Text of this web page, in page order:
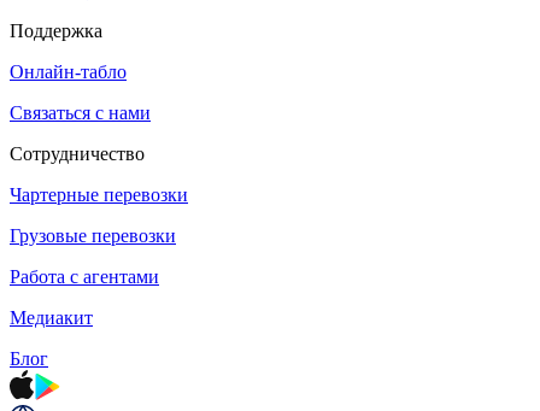
Поддержка
Онлайн-табло
Связаться с нами
Сотрудничество
Чартерные перевозки
Грузовые перевозки
Работа с агентами
Медиакит
Блог